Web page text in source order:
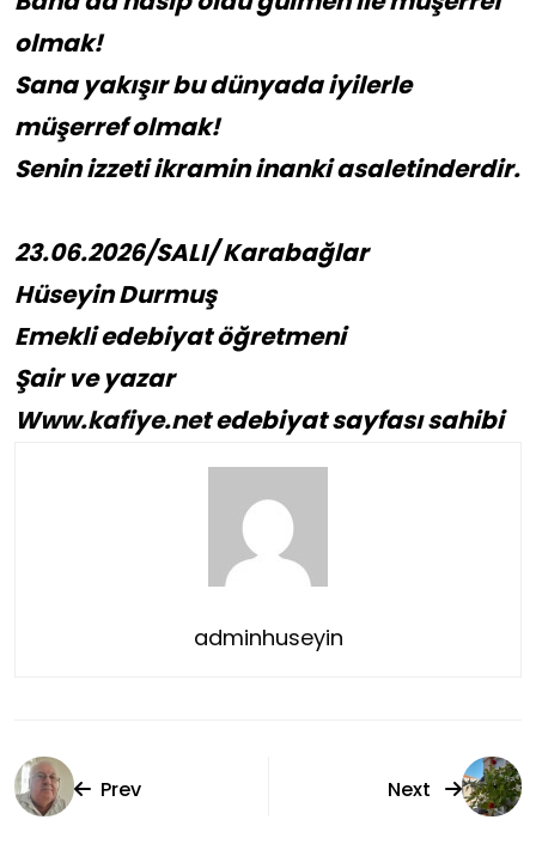
olmak!
Sana yakışır bu dünyada iyilerle
müşerref olmak!
Senin izzeti ikramin inanki asaletinderdir.
23.06.2026/SALI/ Karabağlar
Hüseyin Durmuş
Emekli edebiyat öğretmeni
Şair ve yazar
Www.kafiye.netedebiyat sayfası sahibi
adminhuseyin
Prev Next